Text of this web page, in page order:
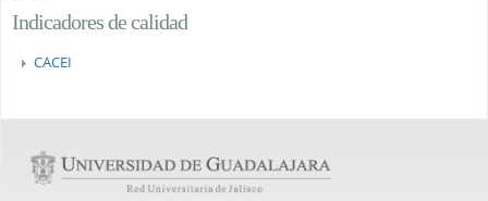
Indicadores de calidad
CACEI